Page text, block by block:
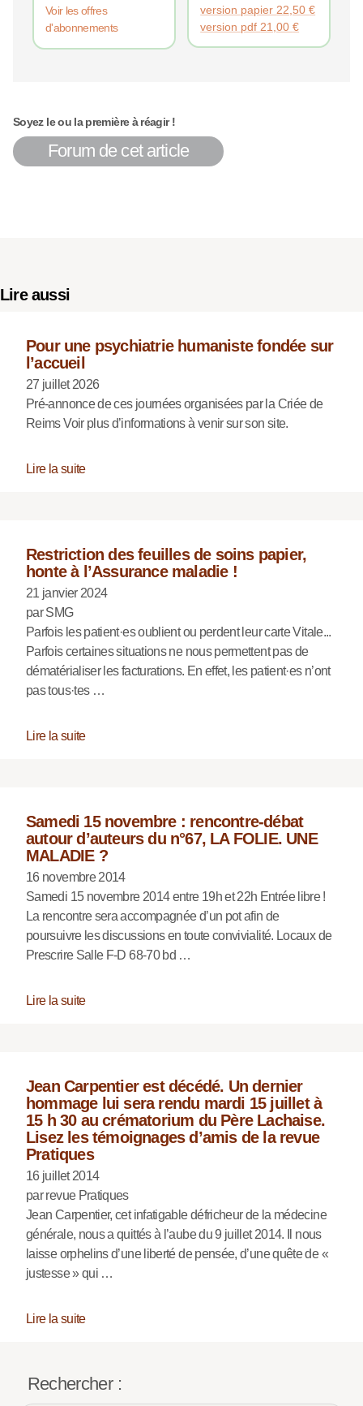
Voir les offres
d'abonnements
version papier 22,50€
version pdf 21,00€
Soyez le ou la première à réagir !
Forum de cet article
Lire aussi
Pour une psychiatrie humaniste fondée sur
l’accueil
27 juillet 2026
Pré-annonce de ces journées organisées par la Criée de
Reims Voir plus d’informations à venir sur son site.
Lire la suite
Restriction des feuilles de soins papier,
honte à l’Assurance maladie !
21 janvier 2024
par SMG
Parfois les patient·es oublient ou perdent leur carte Vitale...
Parfois certaines situations ne nous permettent pas de
dématérialiser les facturations. En effet, les patient·es n’ont
pas tous·tes …
Lire la suite
Samedi 15 novembre : rencontre-débat
autour d’auteurs du n°67, LA FOLIE. UNE
MALADIE ?
16 novembre 2014
Samedi 15 novembre 2014 entre 19h et 22h Entrée libre !
La rencontre sera accompagnée d’un pot afin de
poursuivre les discussions en toute convivialité. Locaux de
Prescrire Salle F-D 68-70 bd …
Lire la suite
Jean Carpentier est décédé. Un dernier
hommage lui sera rendu mardi 15 juillet à
15 h 30 au crématorium du Père Lachaise.
Lisez les témoignages d’amis de la revue
Pratiques
16 juillet 2014
par revue Pratiques
Jean Carpentier, cet infatigable défricheur de la médecine
générale, nous a quittés à l’aube du 9 juillet 2014. Il nous
laisse orphelins d’une liberté de pensée, d’une quête de «
justesse » qui …
Lire la suite
Rechercher :